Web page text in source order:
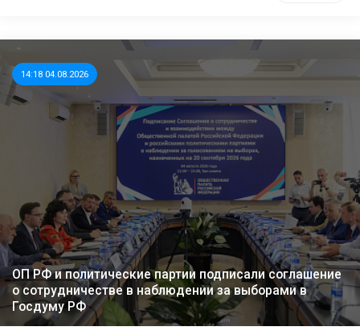
14:18 04.08.2026
ОП РФ и политические партии подписали соглашение
о сотрудничестве в наблюдении за выборами в
Госдуму РФ